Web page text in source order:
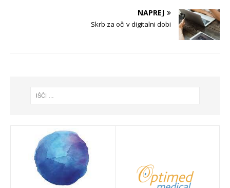
NAPREJ
Skrb za oči v digitalni dobi